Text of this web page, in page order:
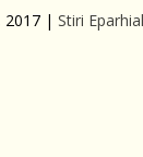
2017| Stiri